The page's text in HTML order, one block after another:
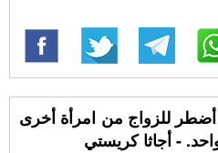
أضطر للزواج من امرأة أخرى
- أجاثا كريستي